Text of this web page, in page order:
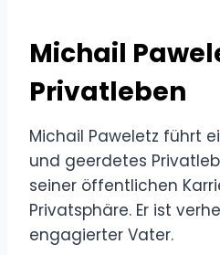
Michail
Privatleben
Michail Paweletz führt
und geerdetes
seiner öffentlichen
Privatsphäre. Er ist
engagierter Vater.